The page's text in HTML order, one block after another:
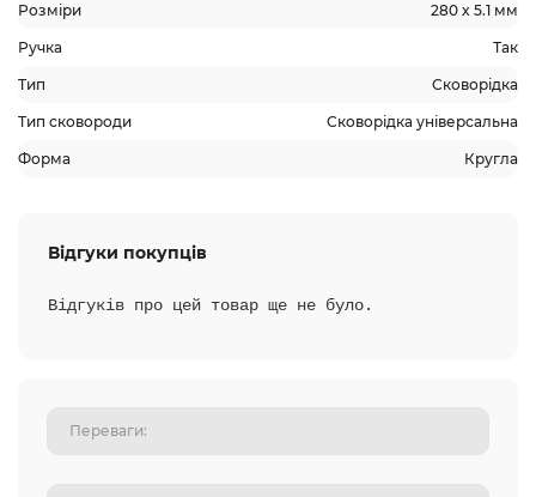
Розміри 280 x 5.1 мм
Ручка Так
Тип Сковорідка
Тип сковороди Сковорідка універсальна
Форма Кругла
Відгуки покупців
Відгуків про цей товар ще не було.